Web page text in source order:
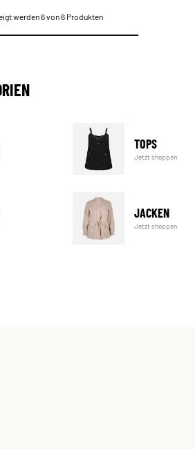
werden 6 von 6 Produkten
TOPS
Jetzt shoppen
JACKEN
Jetzt shoppen